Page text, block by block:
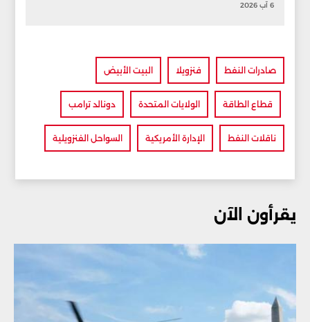
6 آب 2026
صادرات النفط فنزويلا البيت الأبيض
قطاع الطاقة الولايات المتحدة دونالد ترامب
ناقلات النفط الإدارة الأمريكية السواحل الفنزويلية
يقرأون الآن